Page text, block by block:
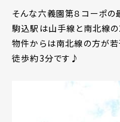
そんな六義園第８コーポの
駒込駅は山手線と南北線の
物件からは南北線の方が
徒歩約3分です♪